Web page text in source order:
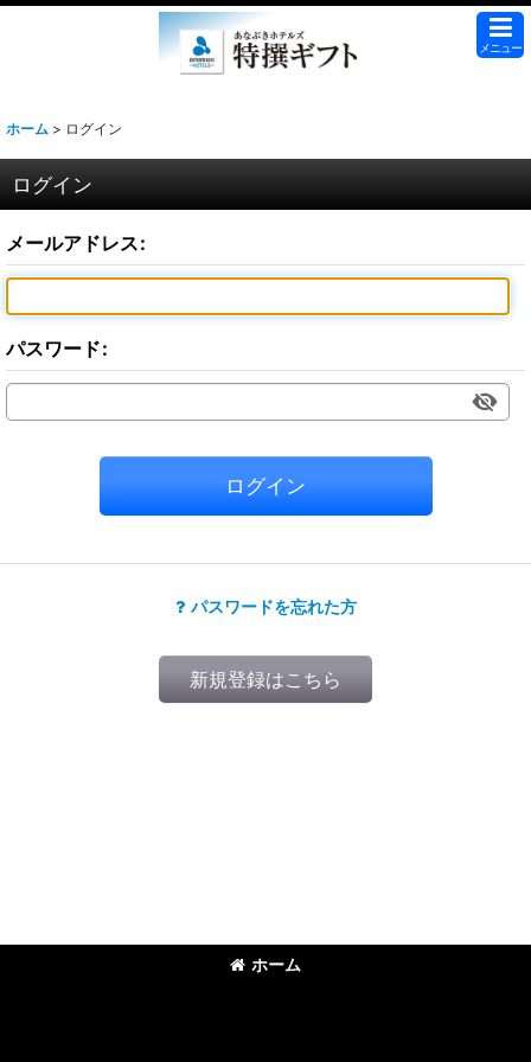
メニュー
ホーム > ログイン
ログイン
メールアドレス:
パスワード:
ログイン
パスワードを忘れた方
新規登録はこちら
ホーム